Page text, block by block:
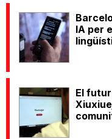
IA per
El